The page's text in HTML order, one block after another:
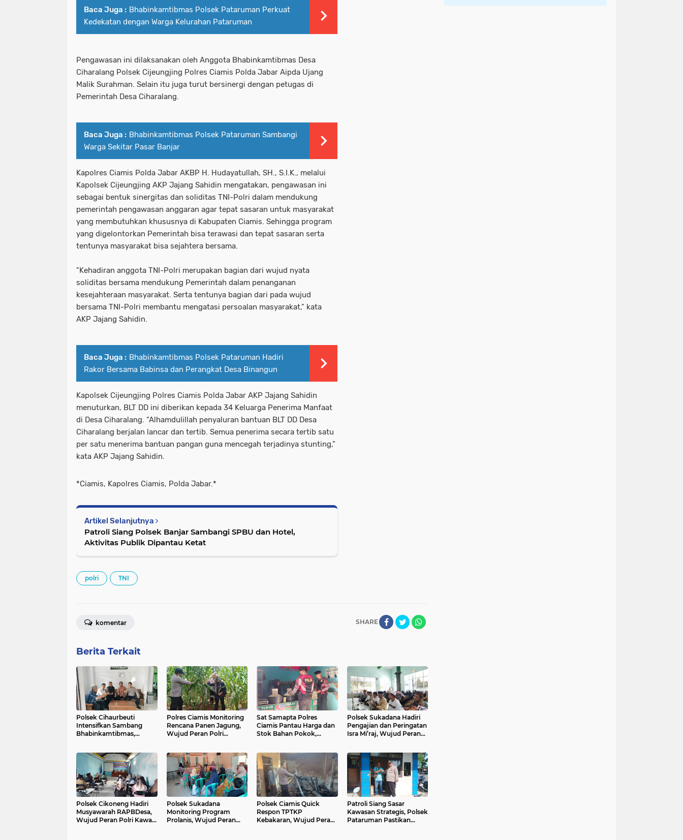
Baca Juga : Bhabinkamtibmas Polsek Pataruman Perkuat
Kedekatan dengan Warga Kelurahan Pataruman
Pengawasan ini dilaksanakan oleh Anggota Bhabinkamtibmas Desa
Ciharalang Polsek Cijeungjing Polres Ciamis Polda Jabar Aipda Ujang
Malik Surahman. Selain itu juga turut bersinergi dengan petugas di
Pemerintah Desa Ciharalang.
Baca Juga : Bhabinkamtibmas Polsek Pataruman Sambangi
Warga Sekitar Pasar Banjar
Kapolres Ciamis Polda Jabar AKBP H. Hudayatullah, SH., S.I.K., melalui
Kapolsek Cijeungjing AKP Jajang Sahidin mengatakan, pengawasan ini
sebagai bentuk sinergitas dan soliditas TNI-Polri dalam mendukung
pemerintah pengawasan anggaran agar tepat sasaran untuk masyarakat
yang membutuhkan khususnya di Kabupaten Ciamis. Sehingga program
yang digelontorkan Pemerintah bisa terawasi dan tepat sasaran serta
tentunya masyarakat bisa sejahtera bersama.
"Kehadiran anggota TNI-Polri merupakan bagian dari wujud nyata
soliditas bersama mendukung Pemerintah dalam penanganan
kesejahteraan masyarakat. Serta tentunya bagian dari pada wujud
bersama TNI-Polri membantu mengatasi persoalan masyarakat," kata
AKP Jajang Sahidin.
Baca Juga : Bhabinkamtibmas Polsek Pataruman Hadiri
Rakor Bersama Babinsa dan Perangkat Desa Binangun
Kapolsek Cijeungjing Polres Ciamis Polda Jabar AKP Jajang Sahidin
menuturkan, BLT DD ini diberikan kepada 34 Keluarga Penerima Manfaat
di Desa Ciharalang. “Alhamdulillah penyaluran bantuan BLT DD Desa
Ciharalang berjalan lancar dan tertib. Semua penerima secara tertib satu
per satu menerima bantuan pangan guna mencegah terjadinya stunting,”
kata AKP Jajang Sahidin.
*Ciamis, Kapolres Ciamis, Polda Jabar.*
Artikel Selanjutnya
Patroli Siang Polsek Banjar Sambangi SPBU dan Hotel,
Aktivitas Publik Dipantau Ketat
polri TNI
SHARE
komentar
Berita Terkait
Polsek Cihaurbeuti
Intensifkan Sambang
Bhabinkamtibmas,
Pangan dan Kamtibmas
Desa Sukahurip
Polres Ciamis Monitoring
Rencana Panen Jagung,
Wujud Peran Polri
Sat Samapta Polres
Ciamis Pantau Harga dan
Stok Bahan Pokok,
Masyarakat
Polsek Sukadana Hadiri
Pengajian dan Peringatan
Isra Mi’raj, Wujud Peran
Ciparigi
Polsek Cikoneng Hadiri
Musyawarah RAPBDesa,
Wujud Peran Polri Kawal
Polsek Sukadana
Monitoring Program
Prolanis, Wujud Peran
Polsek Ciamis Quick
Respon TPTKP
Kebakaran, Wujud Peran
Patroli Siang Sasar
Kawasan Strategis, Polsek
Pataruman Pastikan